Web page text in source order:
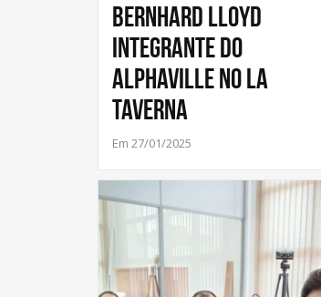
Bernhard Lloyd
integrante do
Alphaville no La
Taverna
Em 27/01/2025